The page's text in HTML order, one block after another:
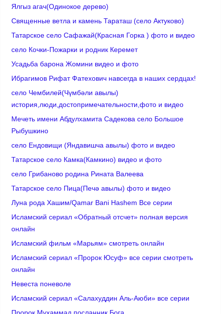
Ялгыз агач(Одинокое дерево)
Cвященные ветла и камень Тараташ (село Актуково)
Татарское село Сафажай(Красная Горка ) фото и видео
село Кочки-Пожарки и родник Керемет
Усадьба барона Жомини видео и фото
Ибрагимов Рифат Фатехович навсегда в наших сердцах!
село Чембилей(Чүмбәли авылы)
история,люди,достопримечательности,фото и видео
Мечеть имени Абдулхамита Садекова село Большое
Рыбушкино
село Ендовищи (Яндавишча авылы) фото и видео
Татарское село Камка(Камкино) видео и фото
село Грибаново родина Рината Валеева
Татарское село Пица(Печә авылы) фото и видео
Луна рода Хашим/Qamar Bani Hashem Все серии
Исламский сериал «Обратный отсчет» полная версия
онлайн
Исламский фильм «Марьям» смотреть онлайн
Исламский сериал «Пророк Юсуф» все серии смотреть
онлайн
Невеста поневоле
Исламский сериал «Салахуддин Аль-Аюби» все серии